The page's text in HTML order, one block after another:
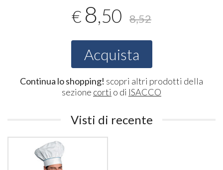
€ 8,50 8,52
Acquista
Continua lo shopping! scopri altri prodotti della
sezione corti o di ISACCO
Visti di recente